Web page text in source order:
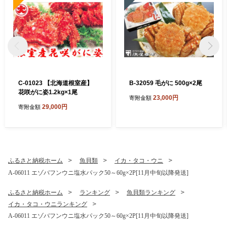
C-01023 【北海道根室産】
花咲がに姿1.2kg×1尾
寄附金額 29,000円
B-32059 毛がに 500g×2尾
寄附金額 23,000円
ふるさと納税ホーム 魚貝類
イカ・タコ・ウニ
A-06011 エゾバフンウニ塩水パック50～60g×2P[11月中旬以降発送]
ふるさと納税ホーム ランキング
魚貝類ランキング
イカ・タコ・ウニランキング
A-06011 エゾバフンウニ塩水パック50～60g×2P[11月中旬以降発送]